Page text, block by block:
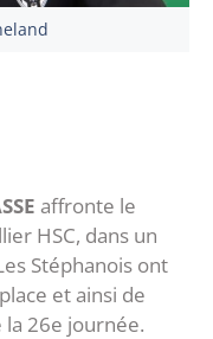
affronte le
HSC, dans un
Stéphanois ont
et ainsi de
la 26e journée.